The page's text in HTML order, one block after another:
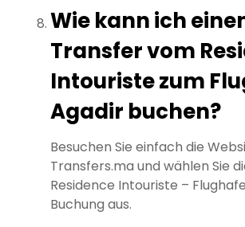
Wie kann ich
Transfer vom
Intouriste zum
Agadir buchen?
Besuchen Sie einfach die
Transfers.ma und wählen Sie
Residence Intouriste –
Buchung aus.